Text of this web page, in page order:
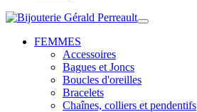
FEMMES
Accessoires
Bagues et Joncs
Boucles d'oreilles
Bracelets
Chaînes, colliers et pendentifs